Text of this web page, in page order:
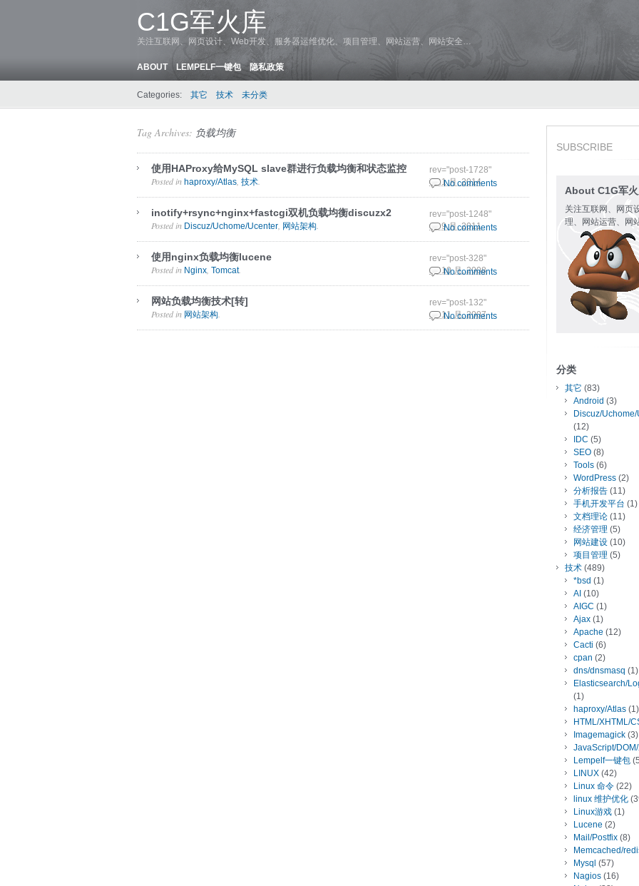
C1G军火库
关注互联网、网页设计、Web开发、服务器运维优化、项目管理、网站运营、网站安全…
ABOUT LEMPELF一键包 隐私政策
Categories: 其它 技术 未分类
Tag Archives: 负载均衡
使用HAProxy给MySQL slave群进行负载均衡和状态监控
7 11 月, 2014
Posted in haproxy/Atlas 技术
rev="post-1728"
No comments
inotify+rsync+nginx+fastcgi双机负载均衡discuzx2
19 9 月, 2011
Posted in Discuz/Uchome/Ucenter 网站架构
rev="post-1248"
No comments
使用nginx负载均衡lucene
27 10 月, 2008
Posted in Nginx Tomcat.
rev="post-328"
No comments
网站负载均衡技术[转]
29 11 月, 2007
Posted in 网站架构
rev="post-132"
No comments
SUBSCRIBE
About C1G军
关注互联网、网页
理、网站运营、网
分类
其它 (83)
Android (3)
Discuz/
(12)
IDC (5)
SEO (8)
Tools (6)
WordPress (2)
分析报告 (11)
手机开发平台 (1)
文档理论 (11)
经济管理 (5)
网站建设 (10)
项目管理 (5)
技术 (489)
*bsd (1)
AI (10)
AIGC (1)
Ajax (1)
Apache (12)
Cacti (6)
cpan (2)
dns/dnsmasq (1)
Elasticsearch/
(1)
haproxy/Atlas (1)
HTML/XHTML/
Imagemagick (3)
JavaScript/
Lempelf一键包
LINUX (42)
Linux 命令 (22)
linux 维护优化
Linux游戏 (1)
Lucene (2)
Mail/Postfix (8)
Memcached/
Mysql (57)
Nagios (16)